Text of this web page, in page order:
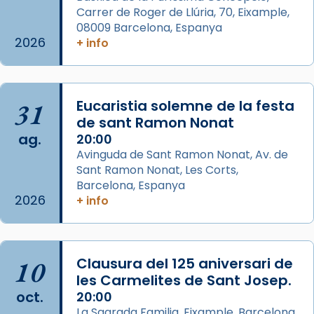
Manuel Blanch, amb aire d’òpera
italianitzant; s’interpreta per privilegi
pontifici, amb orquestra i cor, i té una
duració aproximada de tres hores. Després,
processó (recuperada el 1972) al voltant
del temple amb les relíquies de les santes.
Des de 1985 hi participa també un grup de
diablesses amb música i ball propis. Festa
gran a Mataró.
«Si vols saber què és calor, ves per les
Santes a Mataró»🥵.
Photo
View on Facebook · Share
Arquebisbat de Barcelona
2 weeks ago
2026
Carrer de Roger de Llúria, 70, Eixample,
08009 Barcelona, Espanya
+ info
31
ag.
2026
Eucaristia solemne de la festa
de sant Ramon Nonat
20:00
Avinguda de Sant Ramon Nonat, Av. de
Sant Ramon Nonat, Les Corts,
Barcelona, Espanya
+ info
10
oct.
Clausura del 125 aniversari de
les Carmelites de Sant Josep.
20:00